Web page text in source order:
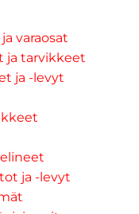
varaosat
ja tarvikkeet
ja -levyt
ja -levyt